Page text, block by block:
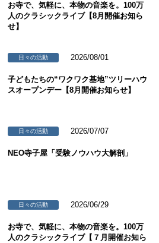
お寺で、気軽に、本物の音楽を。100万
人のクラシックライブ【8月開催お知ら
せ】
日々の活動 2026/08/01
子どもたちの“ワクワク基地”ツリーハウ
スオープンデー【8月開催お知らせ】
日々の活動 2026/07/07
NEO寺子屋「受験ノウハウ大解剖」
日々の活動 2026/06/29
お寺で、気軽に、本物の音楽を。100万
人のクラシックライブ【７月開催お知ら